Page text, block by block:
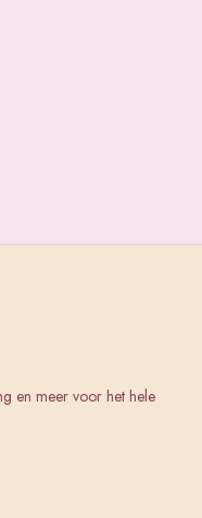
en meer voor het hele